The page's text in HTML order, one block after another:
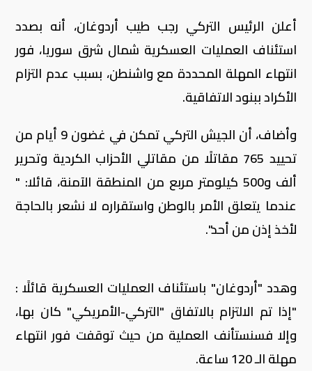
أعلن الرئيس التركي رجب طيب أردوغان، أنه بصدد
استئناف العمليات العسكرية شمال شرق سوريا، فور
انتهاء المهلة المحددة مع واشنطن، بسبب عدم التزام
الأكراد ببنود الاتفاقية.
وأضاف، أن الجيش التركي تمكن في غضون 9 أيام من
تحييد 765 مقاتلًا من مقاتلي الأحزاب الكردية وتحرير
ألف و500 كيلومتر مربع من المنطقة الآمنة، قائلا: "
عندما يتعلق الأمر بالوطن واستقراره لا نشعر بالحاجة
لأخذ إذن من أحد".
وهدد "أردوغان" باستئناف العمليات العسكرية قائلًا :
"إذا تم الالتزام بالاتفاق "التركي-الأمريكي" كان بها،
وإلا فسنستأنف العملية من حيث توقفت فور انتهاء
مهلة الـ 120 ساعة.